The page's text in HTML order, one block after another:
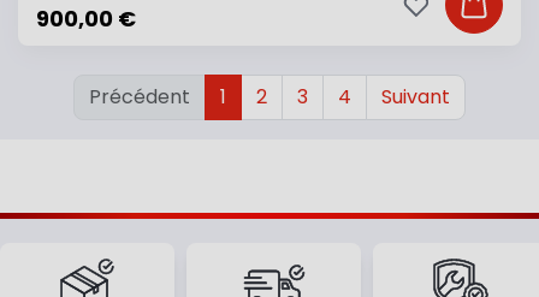
900,00 € Ajouter
Ajouter à ma
Précédent 1 2 3 4 Suivant